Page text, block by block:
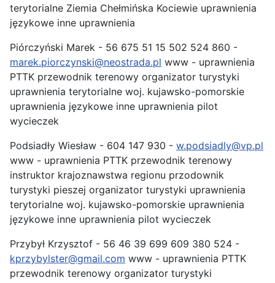
terytorialne Ziemia Chełmińska Kociewie uprawnienia
językowe inne uprawnienia
Piórczyński Marek - 56 675 51 15 502 524 860 -
marek.piorczynski@neostrada.pl www - uprawnienia
PTTK przewodnik terenowy organizator turystyki
uprawnienia terytorialne woj. kujawsko-pomorskie
uprawnienia językowe inne uprawnienia pilot
wycieczek
Podsiadły Wiesław - 604 147 930 - w.podsiadly@vp.pl
www - uprawnienia PTTK przewodnik terenowy
instruktor krajoznawstwa regionu przodownik
turystyki pieszej organizator turystyki uprawnienia
terytorialne woj. kujawsko-pomorskie uprawnienia
językowe inne uprawnienia pilot wycieczek
Przybył Krzysztof - 56 46 39 699 609 380 524 -
kprzybylster@gmail.com www - uprawnienia PTTK
przewodnik terenowy organizator turystyki